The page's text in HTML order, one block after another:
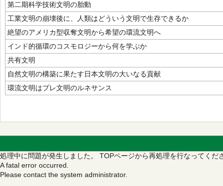
第二期科学技術文明の胎動
工業文明の崩壊後に、人類はどういう文明で生存できるか
絶望のアメリカ型収奪文明から希望の環流文明へ
インド的循環のコスモロジーから何を学ぶか
共有文明
自然文明の構築に果たす日本文明の大いなる貢献
環流文明はプレ文明のルネサンス
処理中に問題が発生しました。 TOPページから再処理を行なってくだ
A fatal error occurred.
Please contact the system administrator.